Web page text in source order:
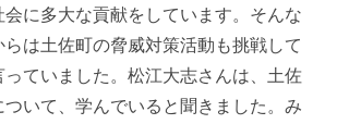
会に多大な貢献をしています。そんな
は土佐町の脅威対策活動も挑戦して
ていました。松江大志さんは、土佐
いて、学んでいると聞きました。み